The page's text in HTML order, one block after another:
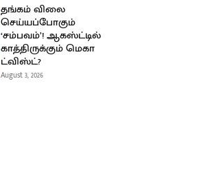
தங்கம் விலை
செய்யப்போகும்
‘சம்பவம்’! ஆகஸ்ட்டில்
காத்திருக்கும் மெகா
ட்விஸ்ட்?
August 3, 2026